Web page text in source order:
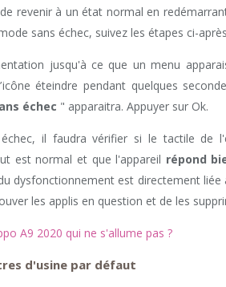
revenir à un état normal en
sans échec, suivez les étapes ci-
jusqu'à ce que un menu
éteindre pendant quelques
échec " apparaitra. Appuyer sur Ok.
il faudra vérifier si le tactile de
est normal et que l'appareil répond
dysfonctionnement est directement liée
les applis en question et de les
A9 2020 qui ne s'allume pas ?
d'usine par défaut